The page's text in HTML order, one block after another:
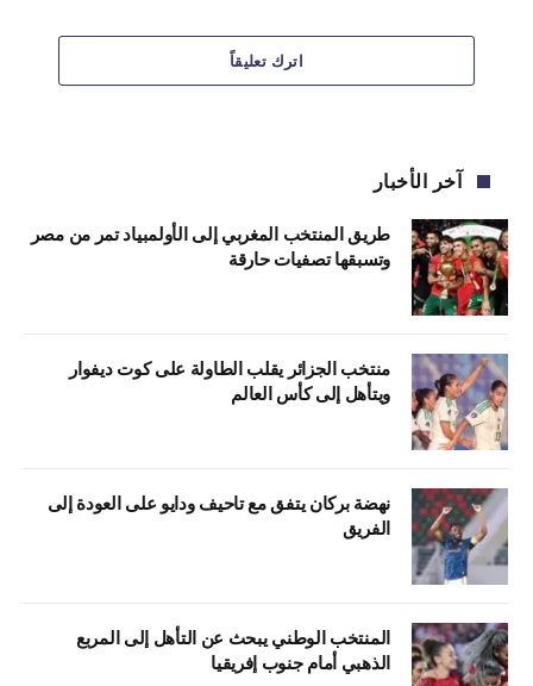
اترك تعليقاً
آخر الأخبار
طريق المنتخب المغربي إلى الأولمبياد تمر من مصر
وتسبقها تصفيات حارقة
منتخب الجزائر يقلب الطاولة على كوت ديفوار
ويتأهل إلى كأس العالم
نهضة بركان يتفق مع تاحيف ودايو على العودة إلى
الفريق
المنتخب الوطني يبحث عن التأهل إلى المربع
الذهبي أمام جنوب إفريقيا